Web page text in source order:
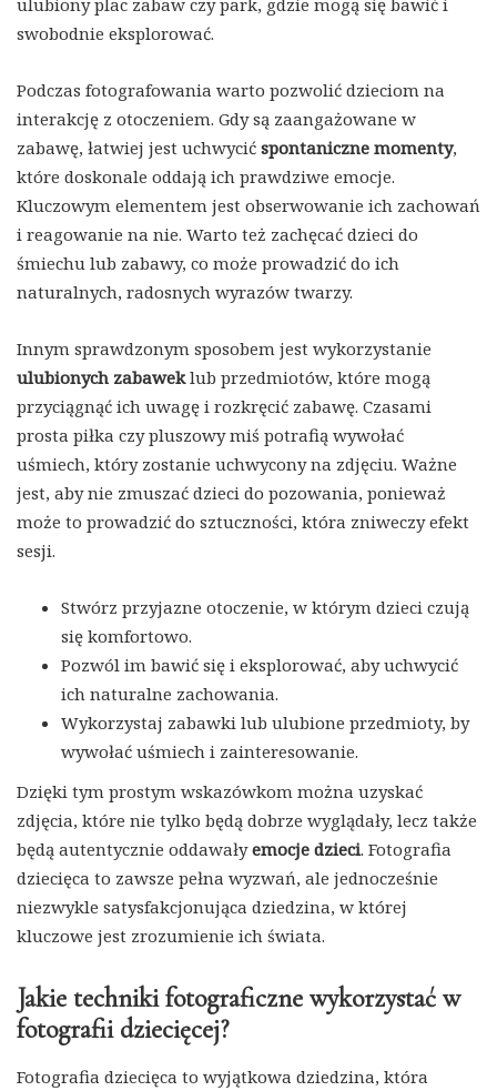
ulubiony plac zabaw czy park, gdzie mogą się bawić i
swobodnie eksplorować.
Podczas fotografowania warto pozwolić dzieciom na
interakcję z otoczeniem. Gdy są zaangażowane w
zabawę, łatwiej jest uchwycić spontaniczne momenty,
które doskonale oddają ich prawdziwe emocje.
Kluczowym elementem jest obserwowanie ich zachowań
i reagowanie na nie. Warto też zachęcać dzieci do
śmiechu lub zabawy, co może prowadzić do ich
naturalnych, radosnych wyrazów twarzy.
Innym sprawdzonym sposobem jest wykorzystanie
ulubionych zabaweklub przedmiotów, które mogą
przyciągnąć ich uwagę i rozkręcić zabawę. Czasami
prosta piłka czy pluszowy miś potrafią wywołać
uśmiech, który zostanie uchwycony na zdjęciu. Ważne
jest, aby nie zmuszać dzieci do pozowania, ponieważ
może to prowadzić do sztuczności, która zniweczy efekt
sesji.
Stwórz przyjazne otoczenie, w którym dzieci czują
się komfortowo.
Pozwól im bawić się i eksplorować, aby uchwycić
ich naturalne zachowania.
Wykorzystaj zabawki lub ulubione przedmioty, by
wywołać uśmiech i zainteresowanie.
Dzięki tym prostym wskazówkom można uzyskać
zdjęcia, które nie tylko będą dobrze wyglądały, lecz także
będą autentycznie oddawałyemocje dzieci. Fotografia
dziecięca to zawsze pełna wyzwań, ale jednocześnie
niezwykle satysfakcjonująca dziedzina, w której
kluczowe jest zrozumienie ich świata.
Jakie techniki fotograficzne wykorzystać w
fotografii dziecięcej?
Fotografia dziecięca to wyjątkowa dziedzina, która